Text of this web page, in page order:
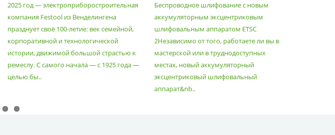
2025 год — электроприборостроительная
компания Festool из Венделингена
празднует своё 100-летие: век семейной,
корпоративной и технологической
истории, движимой большой страстью к
ремеслу. С самого начала — с 1925 года —
целью бы..
АППАРАТОМ ETSC2
Беспроводное шлифование с новым
аккумуляторным эксцентриковым
шлифовальным аппаратом ETSC
2Независимо от того, работаете ли вы в
мастерской или в труднодоступных
местах, новый аккумуляторный
эксцентриковый шлифовальный
аппарат&nb..